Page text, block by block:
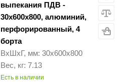
выпекания ПДВ -
30х600х800, алюминий,
перфорированный, 4
борта
ВхШхГ, мм: 30х600х800
Вес, кг: 7.13
Есть в наличии